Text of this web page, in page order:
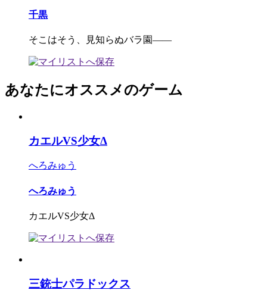
千黒
そこはそう、見知らぬバラ園――
あなたにオススメのゲーム
カエルVS少女Δ
へろみゅう
へろみゅう
カエルVS少女Δ
三銃士パラドックス